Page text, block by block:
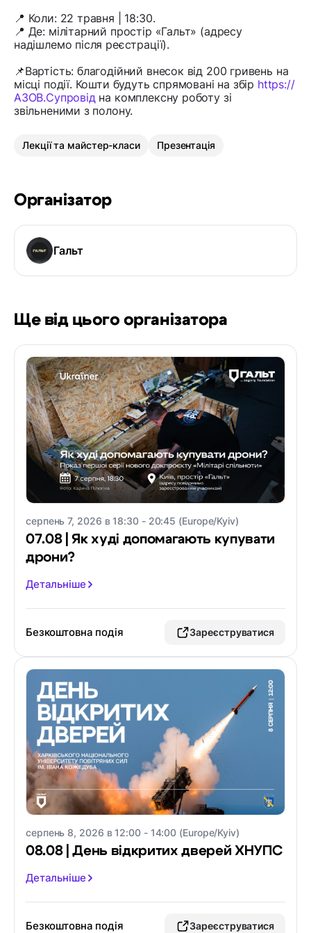
📍 Коли: 22 травня | 18:30.
📍 Де: мілітарний простір «Гальт» (адресу
надішлемо після реєстрації).
📌Вартість: благодійний внесок від 200 гривень на
місці події. Кошти будуть спрямовані на збір https://
АЗОВ.Супровідна комплексну роботу зі
звільненими з полону.
Лекції та майстер-класи Презентація
Організатор
Гальт
Ще від цього організатора
серпень 7, 2026 в 18:30 - 20:45 (Europe/Kyiv)
07.08 | Як худі допомагають купувати
дрони?
Детальніше
Безкоштовна подія Зареєструватися
серпень 8, 2026 в 12:00 - 14:00 (Europe/Kyiv)
08.08 | День відкритих дверей ХНУПС
Детальніше
Безкоштовна подія Зареєструватися